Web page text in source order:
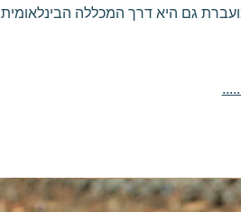
גם היא דרך המכללה הבינלאומית